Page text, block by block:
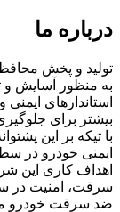
درباره ما
تولید و پخش
به منظور آسایش و
استاندارهای
بیشتر برای
با تیکه بر این
ایمنی خودرو در
اهداف کاری این
سرقت، امنیت در
ضد سرقت خودرو